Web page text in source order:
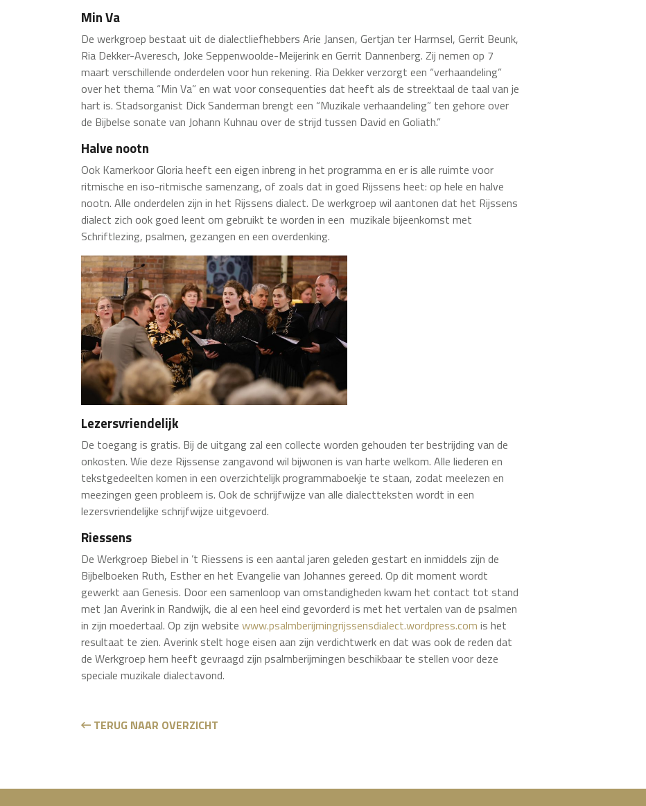
Min Va
De werkgroep bestaat uit de dialectliefhebbers Arie Jansen, Gertjan ter Harmsel, Gerrit Beunk,
Ria Dekker-Averesch, Joke Seppenwoolde-Meijerink en Gerrit Dannenberg. Zij nemen op 7
maart verschillende onderdelen voor hun rekening. Ria Dekker verzorgt een “verhaandeling”
over het thema “Min Va” en wat voor consequenties dat heeft als de streektaal de taal van je
hart is. Stadsorganist Dick Sanderman brengt een “Muzikale verhaandeling” ten gehore over
de Bijbelse sonate van Johann Kuhnau over de strijd tussen David en Goliath.”
Halve nootn
Ook Kamerkoor Gloria heeft een eigen inbreng in het programma en er is alle ruimte voor
ritmische en iso-ritmische samenzang, of zoals dat in goed Rijssens heet: op hele en halve
nootn. Alle onderdelen zijn in het Rijssens dialect. De werkgroep wil aantonen dat het Rijssens
dialect zich ook goed leent om gebruikt te worden in een muzikale bijeenkomst met
Schriftlezing, psalmen, gezangen en een overdenking.
Lezersvriendelijk
De toegang is gratis. Bij de uitgang zal een collecte worden gehouden ter bestrijding van de
onkosten. Wie deze Rijssense zangavond wil bijwonen is van harte welkom. Alle liederen en
tekstgedeelten komen in een overzichtelijk programmaboekje te staan, zodat meelezen en
meezingen geen probleem is. Ook de schrijfwijze van alle dialectteksten wordt in een
lezersvriendelijke schrijfwijze uitgevoerd.
Riessens
De Werkgroep Biebel in ’t Riessens is een aantal jaren geleden gestart en inmiddels zijn de
Bijbelboeken Ruth, Esther en het Evangelie van Johannes gereed. Op dit moment wordt
gewerkt aan Genesis. Door een samenloop van omstandigheden kwam het contact tot stand
met Jan Averink in Randwijk, die al een heel eind gevorderd is met het vertalen van de psalmen
in zijn moedertaal. Op zijn website www.psalmberijmingrijssensdialect.wordpress.com is het
resultaat te zien. Averink stelt hoge eisen aan zijn verdichtwerk en dat was ook de reden dat
de Werkgroep hem heeft gevraagd zijn psalmberijmingen beschikbaar te stellen voor deze
speciale muzikale dialectavond.
TERUG NAAR OVERZICHT